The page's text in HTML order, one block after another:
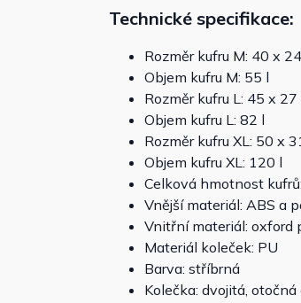
Technické specifikace:
Rozměr kufru M: 40 x
Objem kufru M: 55 l
Rozměr kufru L: 45 x
Objem kufru L: 82 l
Rozměr kufru XL: 50 x
Objem kufru XL: 120 l
Celková hmotnost
Vnější materiál: ABS a
Vnitřní materiál: oxford
Materiál koleček: PU
Barva: stříbrná
Kolečka: dvojitá,